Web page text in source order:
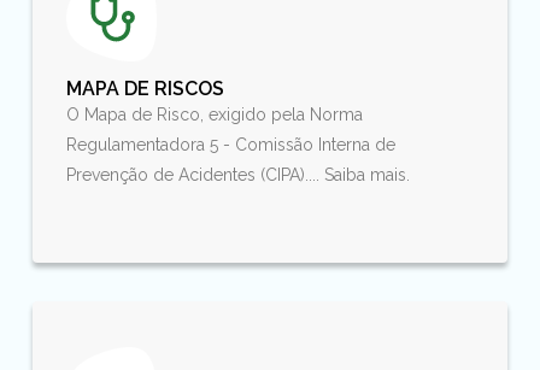
MAPA DE RISCOS
O Mapa de Risco, exigido pela Norma
Regulamentadora 5 - Comissão Interna de
Prevenção de Acidentes (CIPA).... Saiba mais.